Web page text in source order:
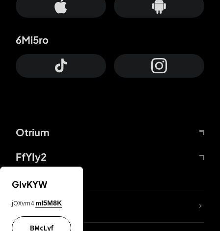
Otrium
FfYIy2
6Mi5ro
DDcvSo
GIvKYW
jOXvm4 mI5M8K
BMcLyf